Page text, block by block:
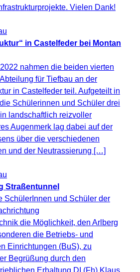
Vielen Dank!
in Castelfeder bei Montan
nahmen die beiden vierten
für Tiefbau an der
in Castelfeder teil. Aufgeteilt in
Schülerinnen und Schüler drei
landschaftlich reizvoller
Augenmerk lag dabei auf der
über die verschiedenen
und der Neutrassierung […]
Straßentunnel
SchülerInnen und Schüler der
die Möglichkeit, den Arlberg
die Betriebs- und
Einrichtungen (BuS), zu
Begrüßung durch den
Erhaltung DI (Fh) Klaus